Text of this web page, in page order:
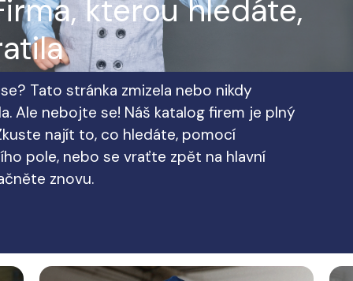
kterou hledáte,
Tato stránka zmizela nebo nikdy
Ale nebojte se! Náš katalog firem je plný
najít to, co hledáte, pomocí
pole, nebo se vraťte zpět na hlavní
znovu.